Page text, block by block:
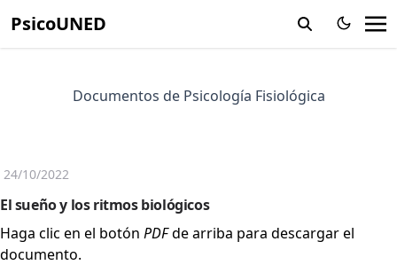
PsicoUNED
Documentos de Psicología Fisiológica
El sueño y los ritmos biológicos
24/10/2022
Haga clic en el botón PDFde arriba para descargar el
documento.